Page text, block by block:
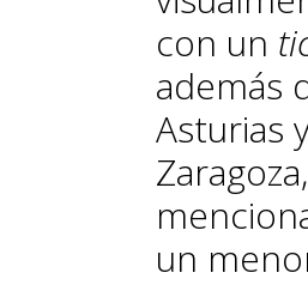
con un
además
Asturias
un